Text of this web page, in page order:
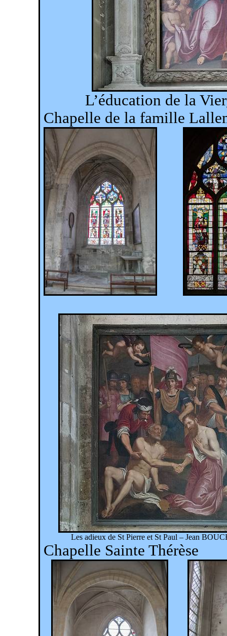
L’éducation de la
Chapelle de la famille
Les adieux de St Pierre et St Paul – Jean
Chapelle Sainte Thérèse